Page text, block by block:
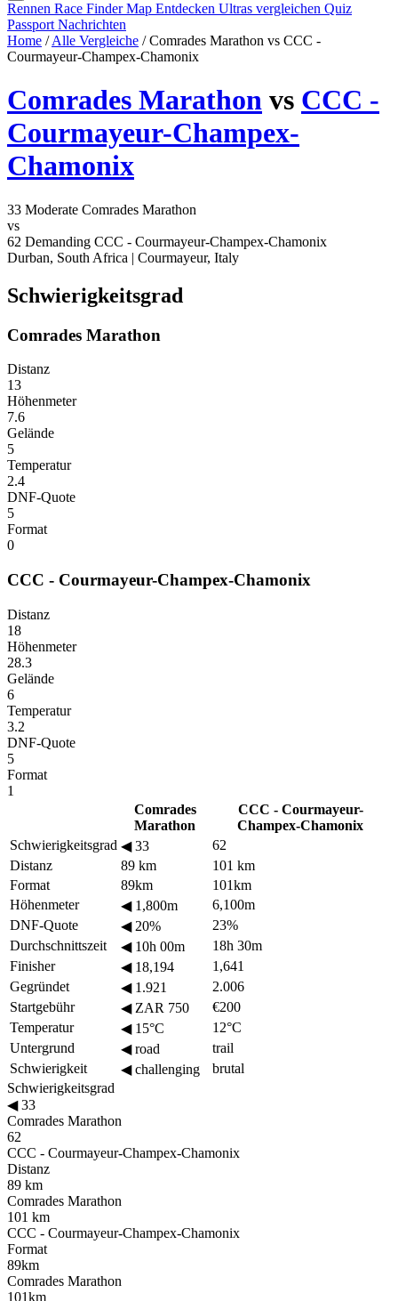
Rennen Race FinderMap Entdecken Ultras vergleichen Quiz
Passport Nachrichten
Home / Alle Vergleiche / Comrades Marathon vs CCC -
Courmayeur-Champex-Chamonix
Comrades Marathon vs CCC -
Courmayeur-Champex-
Chamonix
33 Moderate Comrades Marathon
vs
62 Demanding CCC - Courmayeur-Champex-Chamonix
Durban, South Africa | Courmayeur, Italy
Schwierigkeitsgrad
Comrades Marathon
Distanz
13
Höhenmeter
7.6
Gelände
5
Temperatur
2.4
DNF-Quote
5
Format
0
CCC - Courmayeur-Champex-Chamonix
Distanz
18
Höhenmeter
28.3
Gelände
6
Temperatur
3.2
DNF-Quote
5
Format
1
Comrades
Marathon
CCC - Courmayeur-
Champex-Chamonix
Schwierigkeitsgrad ◀33
62
Distanz
89 km
101 km
Format
89km
101km
Höhenmeter
◀1,800m
6,100m
DNF-Quote
◀20%
23%
Durchschnittszeit
◀10h 00m
18h 30m
Finisher
◀18,194
1,641
Gegründet
◀1.921
2.006
Startgebühr
◀ZAR 750
€200
Temperatur
◀15°C
12°C
Untergrund
◀road
trail
Schwierigkeit
◀challenging
brutal
Schwierigkeitsgrad
◀33
Comrades Marathon
62
CCC - Courmayeur-Champex-Chamonix
Distanz
89 km
Comrades Marathon
101 km
CCC - Courmayeur-Champex-Chamonix
Format
89km
Comrades Marathon
101km